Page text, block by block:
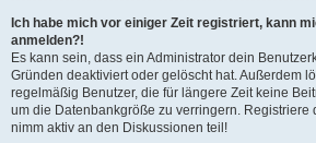
Ich habe mich vor einiger Zeit registriert, kann
anmelden?!
Es kann sein, dass ein Administrator dein
Gründen deaktiviert oder gelöscht hat. Außerdem
regelmäßig Benutzer, die für längere Zeit keine
um die Datenbankgröße zu verringern. Registriere
nimm aktiv an den Diskussionen teil!